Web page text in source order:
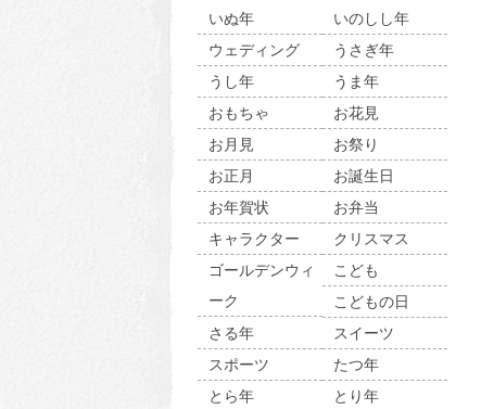
いぬ年
いのしし年
ウェディング
うさぎ年
うし年
うま年
おもちゃ
お花見
お月見
お祭り
お正月
お誕生日
お年賀状
お弁当
キャラクター
クリスマス
ゴールデンウィ
ーク
こども
こどもの日
さる年
スイーツ
スポーツ
たつ年
とら年
とり年